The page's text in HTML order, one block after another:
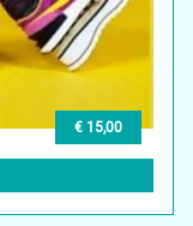
€ 15,00